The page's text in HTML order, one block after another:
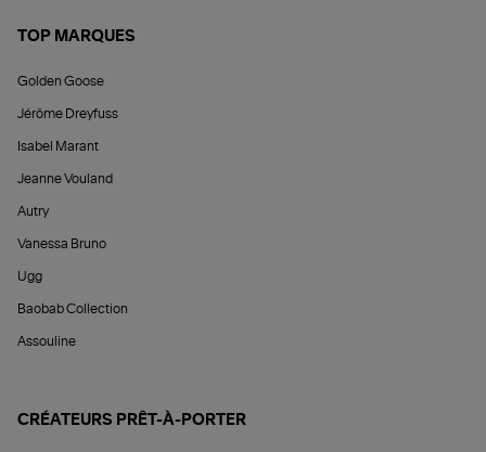
TOP MARQUES
Golden Goose
Jérôme Dreyfuss
Isabel Marant
Jeanne Vouland
Autry
Vanessa Bruno
Ugg
Baobab Collection
Assouline
CRÉATEURS PRÊT-À-PORTER